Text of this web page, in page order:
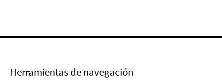
Herramientas de navegación